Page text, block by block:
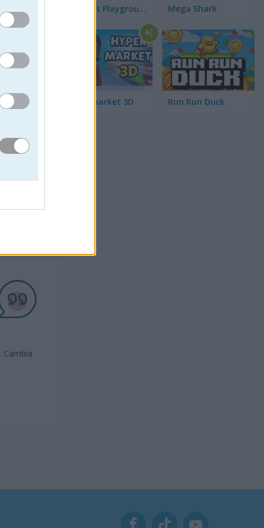
a
Cambia
Humans Playground Mega Shark
Hypermarket 3D Run Run Duck